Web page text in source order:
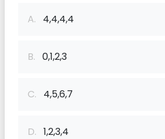
A. 4,4,4,4
B. 0,1,2,3
C. 4,5,6,7
D. 1,2,3,4